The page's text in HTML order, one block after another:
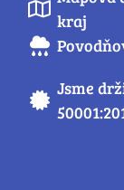
kraj
Jsme